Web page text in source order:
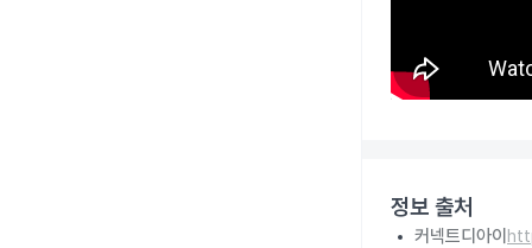
정보 출처
커넥트디아이